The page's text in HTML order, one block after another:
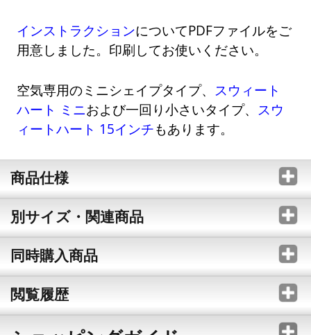
インストラクションについてPDFファイルをご
用意しました。印刷してお使いください。
空気専用のミニシェイプタイプ、
スウィート
ハート ミニおよび一回り小さいタイプ、
スウ
ィートハート 15インチもあります。
商品仕様
別サイズ・関連商品
同時購入商品
閲覧履歴